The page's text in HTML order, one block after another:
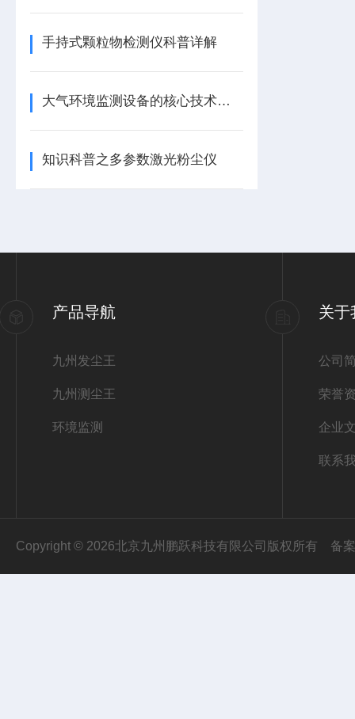
手持式颗粒物检测仪科普详解
大气环境监测设备的核心技术突破
知识科普之多参数激光粉尘仪
产品导航
九州发尘王
九州测尘王
环境监测
关于
公司
荣誉
企业
联系
Copyright © 2026北京九州鹏跃科技有限公司版权所有 备